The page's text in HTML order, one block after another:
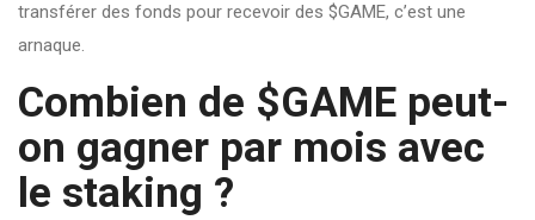
transférer des fonds pour recevoir des $GAME, c’est une
arnaque.
Combien de $GAME peut-
on gagner par mois avec
le staking ?